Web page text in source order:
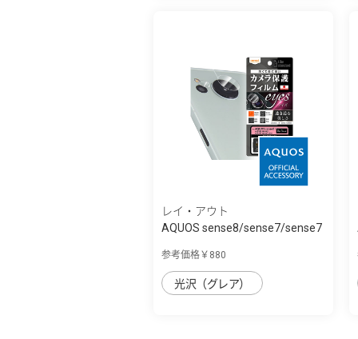
レイ・アウト
AQUOS sense8/sense7/sense7
参考価格￥880
光沢（グレア）